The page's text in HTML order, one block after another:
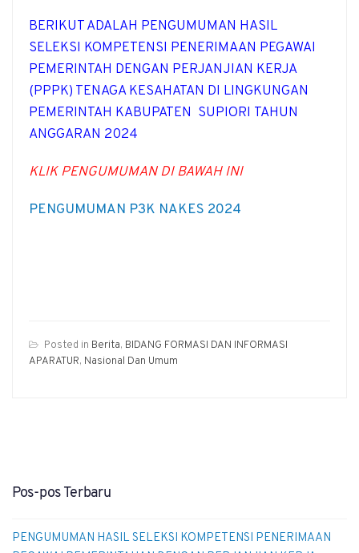
BERIKUT ADALAH PENGUMUMAN HASIL
SELEKSI KOMPETENSI PENERIMAAN PEGAWAI
PEMERINTAH DENGAN PERJANJIAN KERJA
(PPPK) TENAGA KESAHATAN DI LINGKUNGAN
PEMERINTAH KABUPATEN SUPIORI TAHUN
ANGGARAN 2024
KLIK PENGUMUMAN DI BAWAH INI
PENGUMUMAN P3K NAKES 2024
Posted in Berita, BIDANG FORMASI DAN INFORMASI
APARATUR, Nasional Dan Umum
Pos-pos Terbaru
PENGUMUMAN HASIL SELEKSI KOMPETENSI PENERIMAAN